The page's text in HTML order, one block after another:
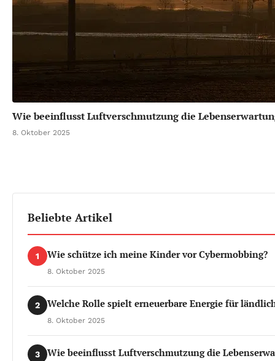
Wie beeinflusst Luftverschmutzung die
8. Oktober 2025
Beliebte Artikel
1 Wie schütze ich meine Kinder vor Cybermobbing?
8. Oktober 2025
2 Welche Rolle spielt erneuerbare Energie für
8. Oktober 2025
3 Wie beeinflusst Luftverschmutzung die